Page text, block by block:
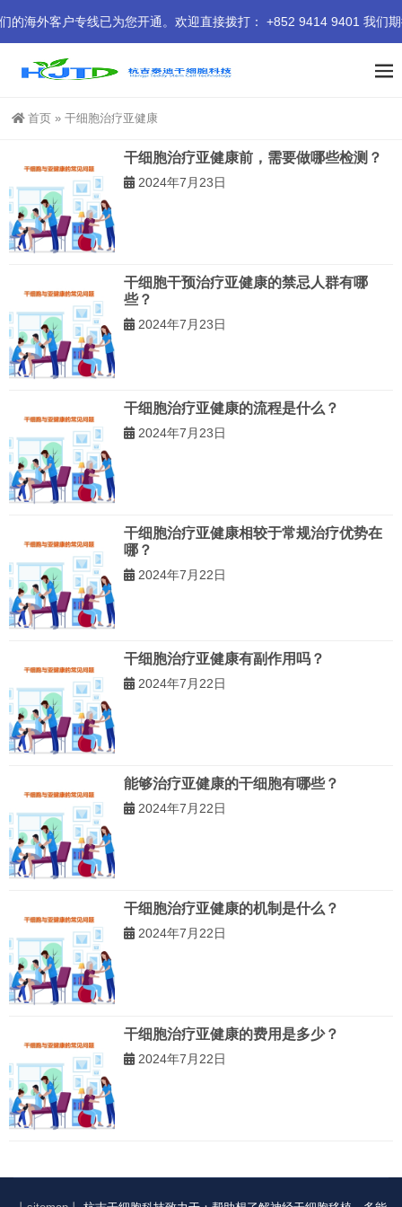
海外客户专线已为您开通。欢迎直接拨打： +852 9414 9401 我们期
首页 » 干细胞治疗亚健康
干细胞治疗亚健康前，需要做哪些检测？
2024年7月23日
干细胞干预治疗亚健康的禁忌人群有哪
些？
2024年7月23日
干细胞治疗亚健康的流程是什么？
2024年7月23日
干细胞治疗亚健康相较于常规治疗优势在
哪？
2024年7月22日
干细胞治疗亚健康有副作用吗？
2024年7月22日
能够治疗亚健康的干细胞有哪些？
2024年7月22日
干细胞治疗亚健康的机制是什么？
2024年7月22日
干细胞治疗亚健康的费用是多少？
2024年7月22日